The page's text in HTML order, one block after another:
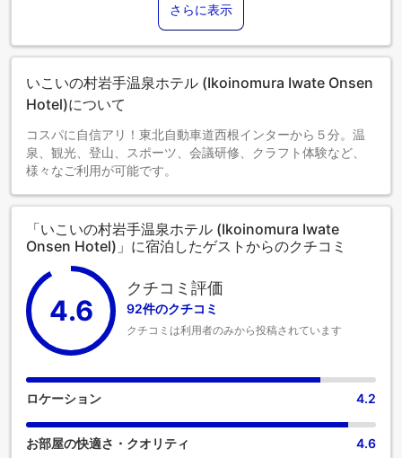
さらに表示
いこいの村岩手温泉ホテル (Ikoinomura Iwate Onsen
Hotel)について
コスパに自信アリ！東北自動車道西根インターから５分。温
泉、観光、登山、スポーツ、会議研修、クラフト体験など、
様々なご利用が可能です。
「いこいの村岩手温泉ホテル (Ikoinomura Iwate
Onsen Hotel)」に宿泊したゲストからのクチコミ
4.6
クチコミ評価
92件のクチコミ
クチコミは利用者のみから投稿されています
ロケーション 4.2
お部屋の快適さ・クオリティ 4.6